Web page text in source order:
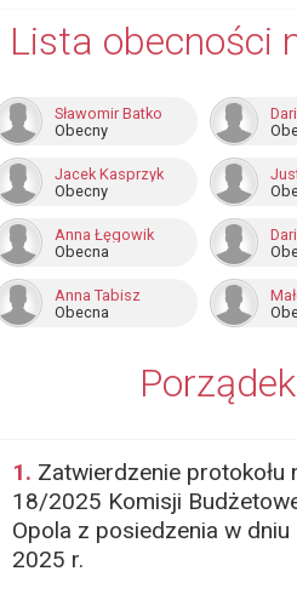
Lista obecności
Sławomir Batko
Obecny
Jacek Kasprzyk
Obecny
Anna Łęgowik
Obecna
Anna Tabisz
Obecna
1. Zatwierdzenie protokołu
18/2025 Komisji
Opola z posiedzenia w
2025 r.